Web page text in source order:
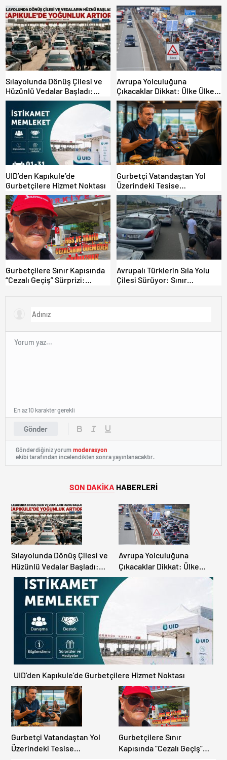
Sılayolunda Dönüş Çilesi ve
Hüzünlü Vedalar Başladı:
Kapıkule’de Yoğunluk Artıyor!
Avrupa Yolculuğuna
Çıkacaklar Dikkat: Ülke Ülke
Güncel Trafik Kuralları,
Avrupa Otoyol Hız Limitleri
UID’den Kapıkule’de
Gurbetçilere Hizmet Noktası
Gurbetçi Vatandaştan Yol
Üzerindeki Tesise
Dolandırıcılık İddiası:
“Hesabınızı Mutlaka Kontrol
Edin”
Gurbetçilere Sınır Kapısında
“Cezalı Geçiş” Sürprizi:
Avrupalı Türklerin Sıla Yolu
Çilesi Sürüyor: Sınır
Gönder
En az 10 karakter gerekli
Gönderdiğiniz yorum moderasyon
ekibi tarafından incelendikten sonra yayınlanacaktır.
SON DAKİKA HABERLERİ
Sılayolunda Dönüş Çilesi ve
Hüzünlü Vedalar Başladı:
Kapıkule’de Yoğunluk
Artıyor!
Avrupa Yolculuğuna
Çıkacaklar Dikkat: Ülke
Ülke Güncel Trafik Kuralları,
Avrupa Otoyol Hız Limitleri
UID’den Kapıkule’de Gurbetçilere Hizmet Noktası
Gurbetçi Vatandaştan Yol
Üzerindeki Tesise
Gurbetçilere Sınır
Kapısında “Cezalı Geçiş”